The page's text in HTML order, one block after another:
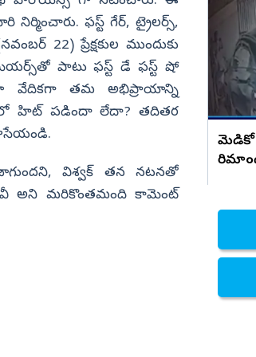
ఫస్ట్ గేర్, ట్రైలర్స్,
22) ప్రేక్షకుల ముందుకు
పాటు ఫస్ట్‌ డే ఫస్ట్‌ షో
వేదికగా తమ అభిప్రాయాన్ని
హిట్‌ పడిందా లేదా? తదితర
విశ్వక్‌ తన నటనతో
అని మరికొంతమంది కామెంట్‌
డాక్టర్ ప్రియాంక ఘటనపై ఫ్రెండ్స్
నిజాలు..!
మెడికో